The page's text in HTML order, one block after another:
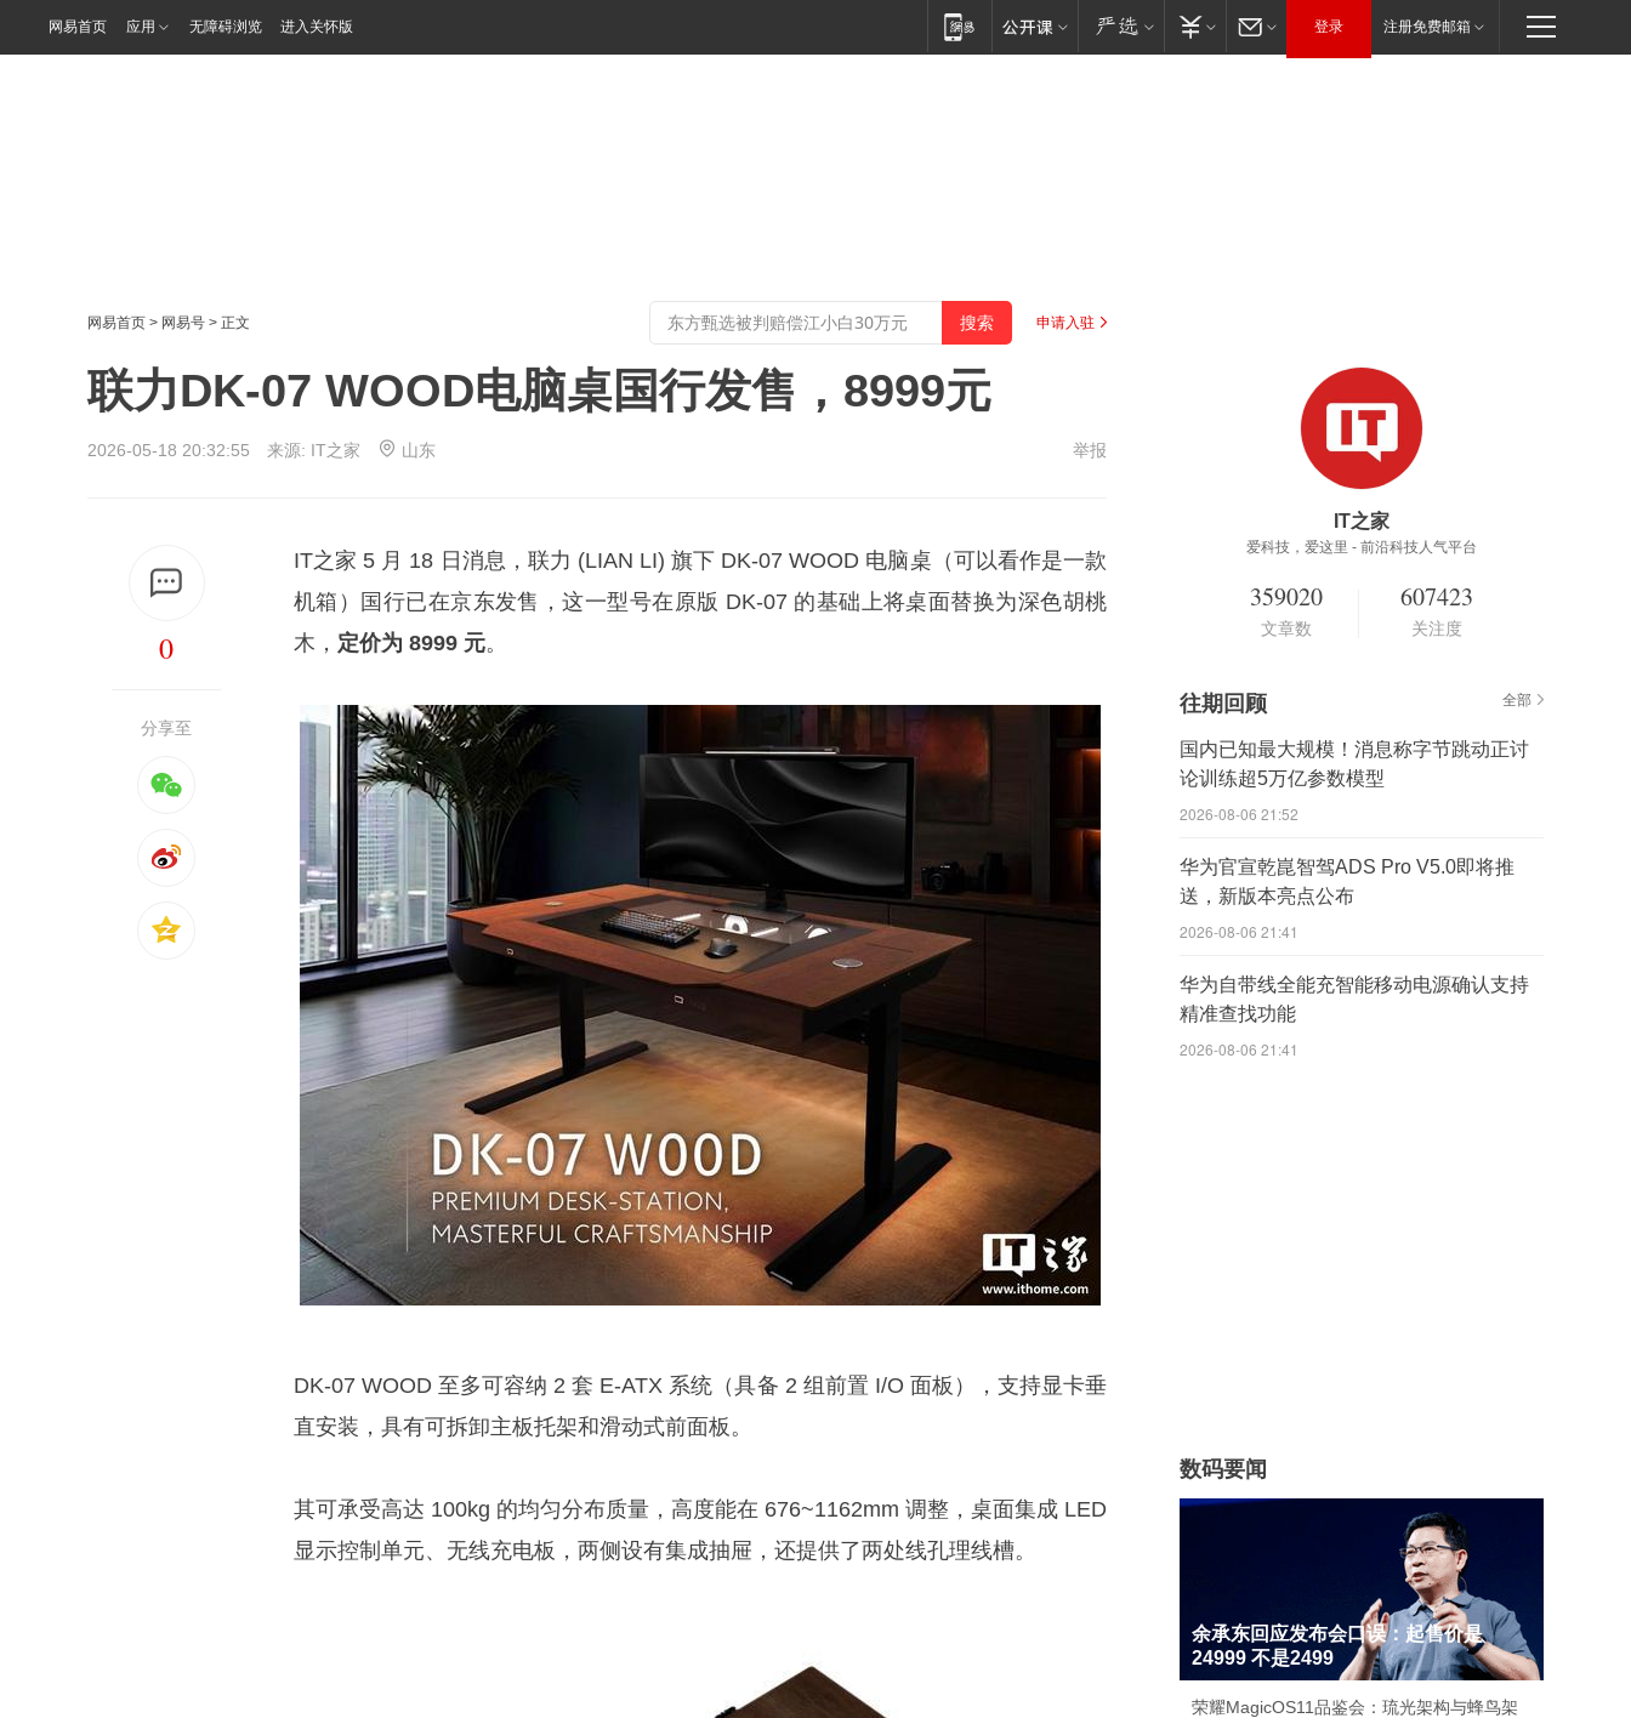
网易首页 应用 无障碍浏览 进入关怀版 登录 注册免费邮箱
网易首页 > 网易号 > 正文 申请入驻
联力DK-07 WOOD电脑桌国行发售，8999元
2026-05-18 20:32:55 来源: IT之家 山东 举报
0
分享至
IT之家 5 月 18 日消息，联力 (LIAN LI) 旗下 DK-07 WOOD 电脑桌（可以看作是一款
机箱）国行已在京东发售，这一型号在原版 DK-07 的基础上将桌面替换为深色胡桃
木， 定价为 8999 元。
DK-07 WOOD 至多可容纳 2 套 E-ATX 系统（具备 2 组前置 I/O 面板），支持显卡垂
直安装，具有可拆卸主板托架和滑动式前面板。
其可承受高达 100kg 的均匀分布质量，高度能在 676~1162mm 调整，桌面集成 LED
显示控制单元、无线充电板，两侧设有集成抽屉，还提供了两处线孔理线槽。
IT之家
爱科技，爱这里 - 前沿科技人气平台
359020
文章数
607423
关注度
往期回顾 全部
国内已知最大规模！消息称字节跳动正讨
论训练超5万亿参数模型
2026-08-06 21:52
华为官宣乾崑智驾ADS Pro V5.0即将推
送，新版本亮点公布
2026-08-06 21:41
华为自带线全能充智能移动电源确认支持
精准查找功能
2026-08-06 21:41
数码要闻
余承东回应发布会口误：起售价是
24999 不是2499
荣耀MagicOS11品鉴会：琉光架构与蜂鸟架